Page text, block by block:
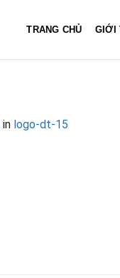
TRANG CHỦ GIỚI
in logo-dt-15